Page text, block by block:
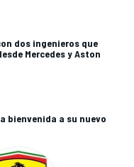
dos ingenieros que
Mercedes y Aston
bienvenida a su nuevo